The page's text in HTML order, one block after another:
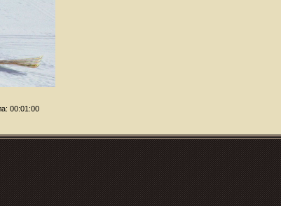
: 00:01:00